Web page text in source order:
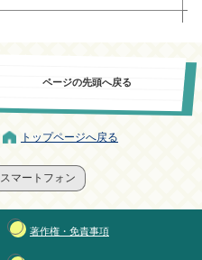
ページの先頭へ戻る
トップページへ戻る
スマートフォン
著作権・免責事項